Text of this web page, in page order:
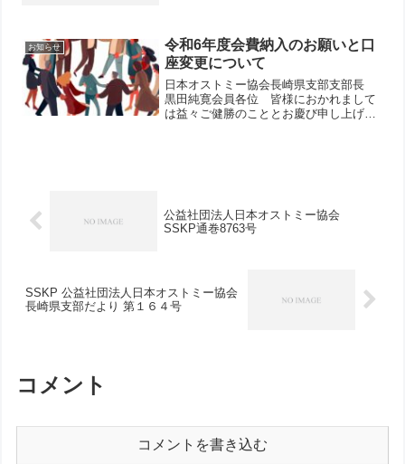
お知らせ
令和6年度会費納入のお願いと口
座変更について
日本オストミー協会長崎県支部支部長
黒田純寛会員各位 皆様におかれまして
は益々ご健勝のこととお慶び申し上げま
公益社団法人日本オストミー協会
SSKP通巻8763号
SSKP 公益社団法人日本オストミー協会
長崎県支部だより 第１６４号
コメント
コメントを書き込む